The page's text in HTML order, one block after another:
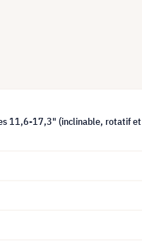
11,6-17,3" (inclinable, rotatif et